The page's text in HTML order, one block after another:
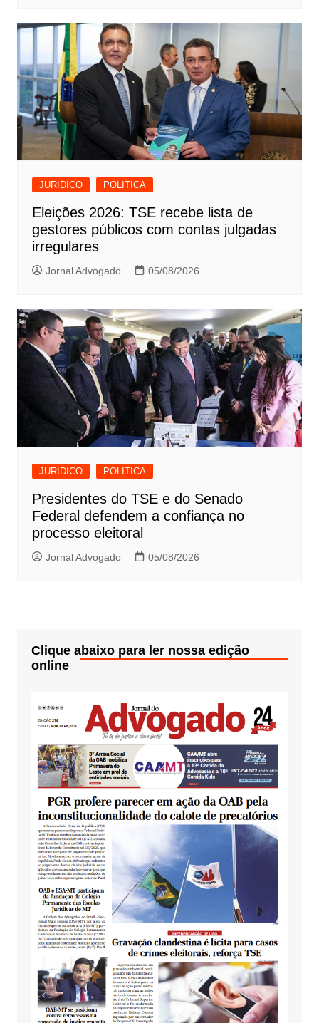
JURIDICO POLITICA
Eleições 2026: TSE recebe lista de
gestores públicos com contas julgadas
irregulares
Jornal Advogado 05/08/2026
JURIDICO POLITICA
Presidentes do TSE e do Senado
Federal defendem a confiança no
processo eleitoral
Jornal Advogado 05/08/2026
Clique abaixo para ler nossa edição
online